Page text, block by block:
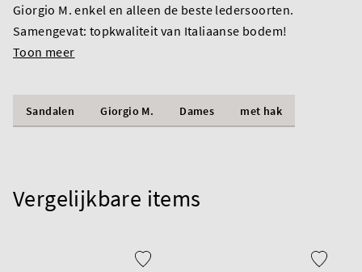
Giorgio M. enkel en alleen de beste ledersoorten.
Samengevat: topkwaliteit van Italiaanse bodem!
Toon meer
Sandalen Giorgio M. Dames met hak
Vergelijkbare items